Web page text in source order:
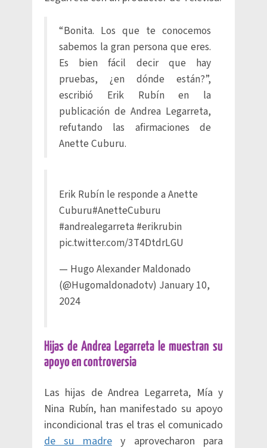
“Bonita. Los que te conocemos
sabemos la gran persona que eres.
Es bien fácil decir que hay
pruebas, ¿en dónde están?”,
escribió Erik Rubín en la
publicación de Andrea Legarreta,
refutando las afirmaciones de
Anette Cuburu.
Erik Rubín le responde a Anette
Cuburu#AnetteCuburu
#andrealegarreta #erikrubin
pic.twitter.com/3T4DtdrLGU
— Hugo Alexander Maldonado
(@Hugomaldonadotv) January 10,
2024
Hijas de Andrea Legarreta le muestran su
apoyo en controversia
Las hijas de Andrea Legarreta, Mía y
Nina Rubín, han manifestado su apoyo
incondicional tras el tras el comunicado
de su madrey aprovecharon para